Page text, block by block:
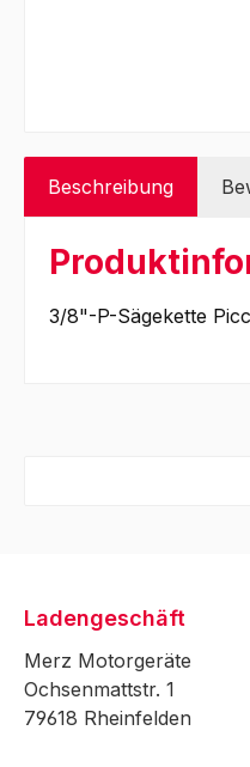
Beschreibung
3/8"-P-Sägekette
Ladengeschäft
Merz Motorgeräte
Ochsenmattstr. 1
79618 Rheinfelden